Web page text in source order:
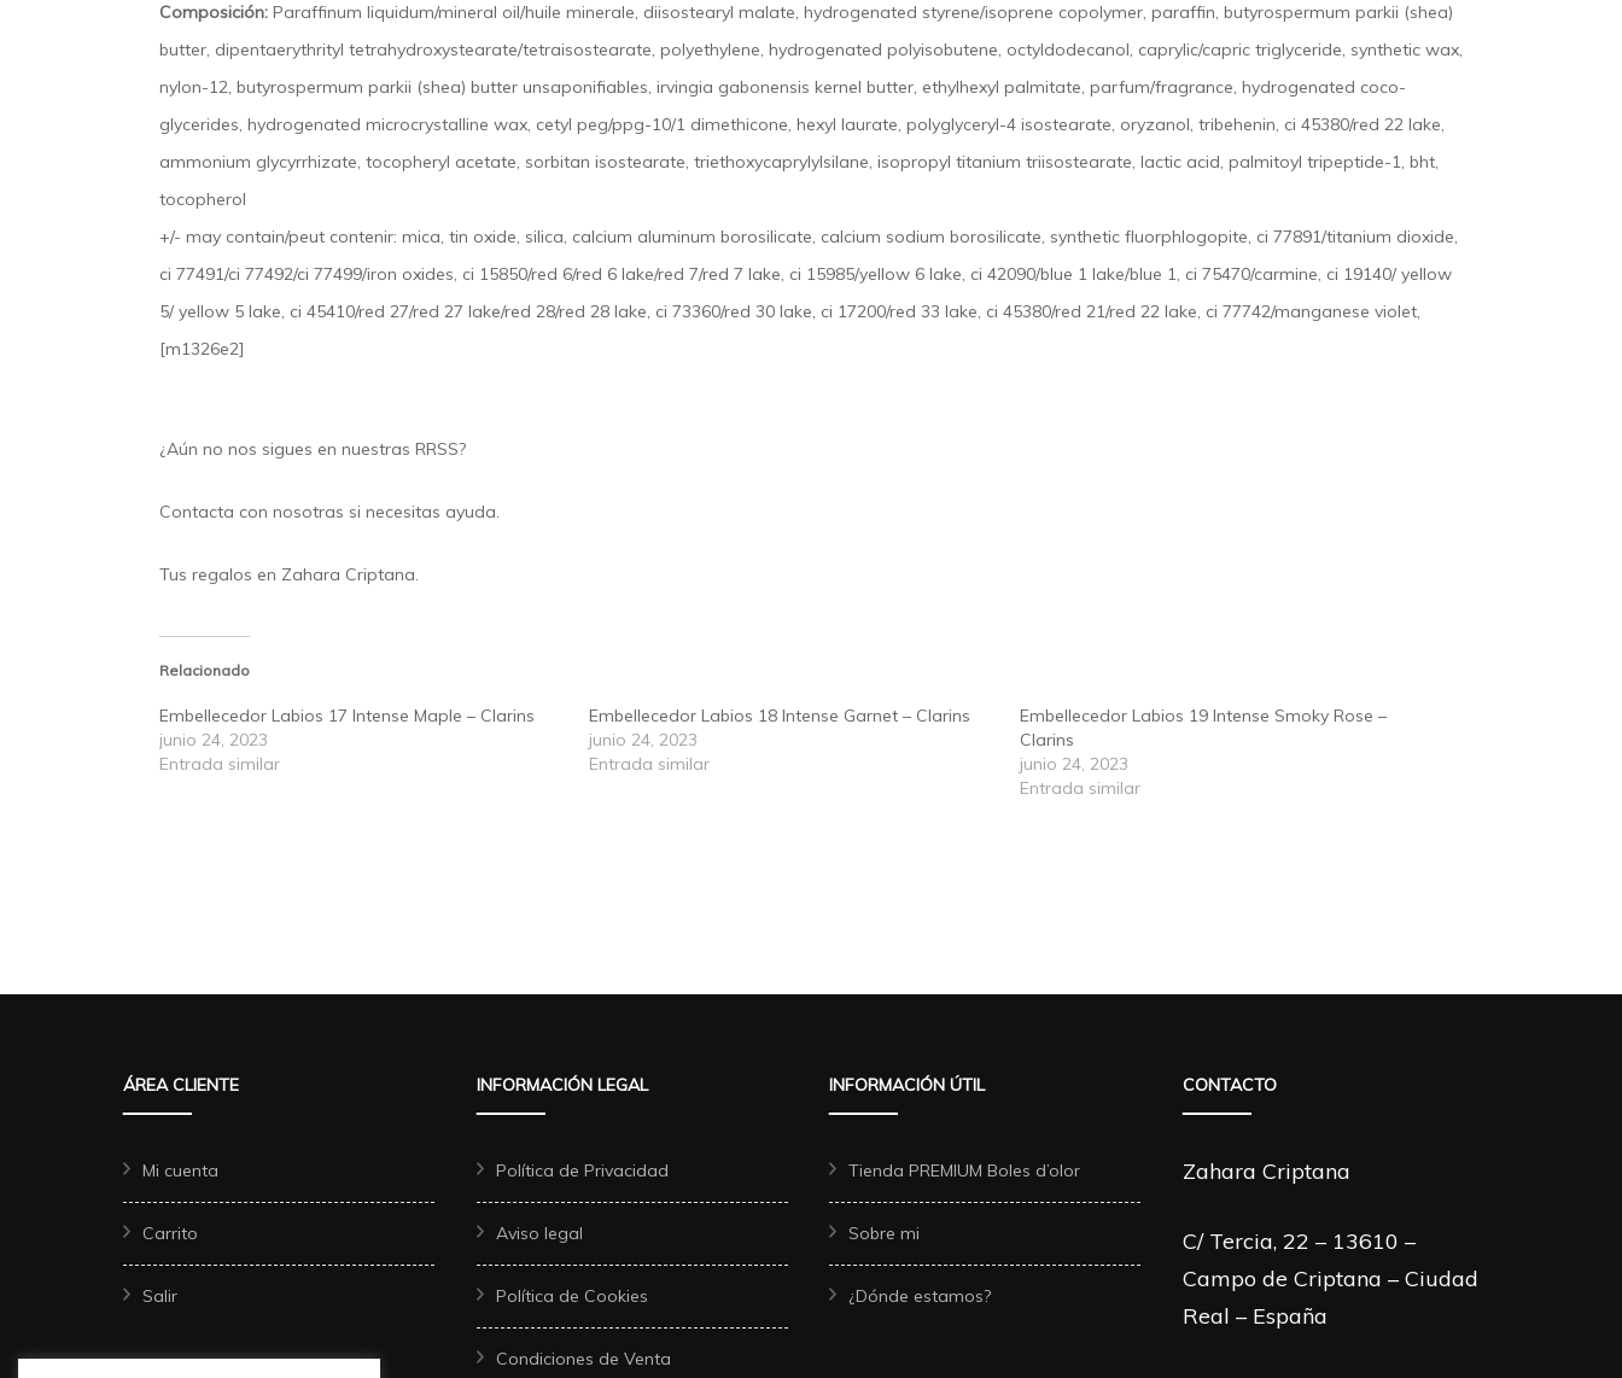
Composición: Paraffinum liquidum/mineral oil/huile minerale, diisostearyl malate, hydrogenated styrene/isoprene copolymer, paraffin, butyrospermum parkii (shea)
butter, dipentaerythrityl tetrahydroxystearate/tetraisostearate, polyethylene, hydrogenated polyisobutene, octyldodecanol, caprylic/capric triglyceride, synthetic wax,
nylon-12, butyrospermum parkii (shea) butter unsaponifiables, irvingia gabonensis kernel butter, ethylhexyl palmitate, parfum/fragrance, hydrogenated coco-
glycerides, hydrogenated microcrystalline wax, cetyl peg/ppg-10/1 dimethicone, hexyl laurate, polyglyceryl-4 isostearate, oryzanol, tribehenin, ci 45380/red 22 lake,
ammonium glycyrrhizate, tocopheryl acetate, sorbitan isostearate, triethoxycaprylylsilane, isopropyl titanium triisostearate, lactic acid, palmitoyl tripeptide-1, bht,
tocopherol
+/- may contain/peut contenir: mica, tin oxide, silica, calcium aluminum borosilicate, calcium sodium borosilicate, synthetic fluorphlogopite, ci 77891/titanium dioxide,
ci 77491/ci 77492/ci 77499/iron oxides, ci 15850/red 6/red 6 lake/red 7/red 7 lake, ci 15985/yellow 6 lake, ci 42090/blue 1 lake/blue 1, ci 75470/carmine, ci 19140/ yellow
5/ yellow 5 lake, ci 45410/red 27/red 27 lake/red 28/red 28 lake, ci 73360/red 30 lake, ci 17200/red 33 lake, ci 45380/red 21/red 22 lake, ci 77742/manganese violet,
[m1326e2]
¿Aún no nos sigues en nuestras RRSS?
Contacta con nosotras si necesitas ayuda.
Tus regalos en Zahara Criptana.
Relacionado
Embellecedor Labios 17 Intense Maple – Clarins
junio 24, 2023
Entrada similar
Embellecedor Labios 18 Intense Garnet – Clarins
junio 24, 2023
Entrada similar
Embellecedor Labios 19 Intense Smoky Rose –
Clarins
junio 24, 2023
Entrada similar
ÁREA CLIENTE
Mi cuenta
Carrito
Salir
INFORMACIÓN LEGAL
Política de Privacidad
Aviso legal
Política de Cookies
Condiciones de Venta
INFORMACIÓN ÚTIL
Tienda PREMIUM Boles d’olor
Sobre mi
¿Dónde estamos?
CONTACTO
Zahara Criptana
C/ Tercia, 22 – 13610 –
Campo de Criptana – Ciudad
Real – España